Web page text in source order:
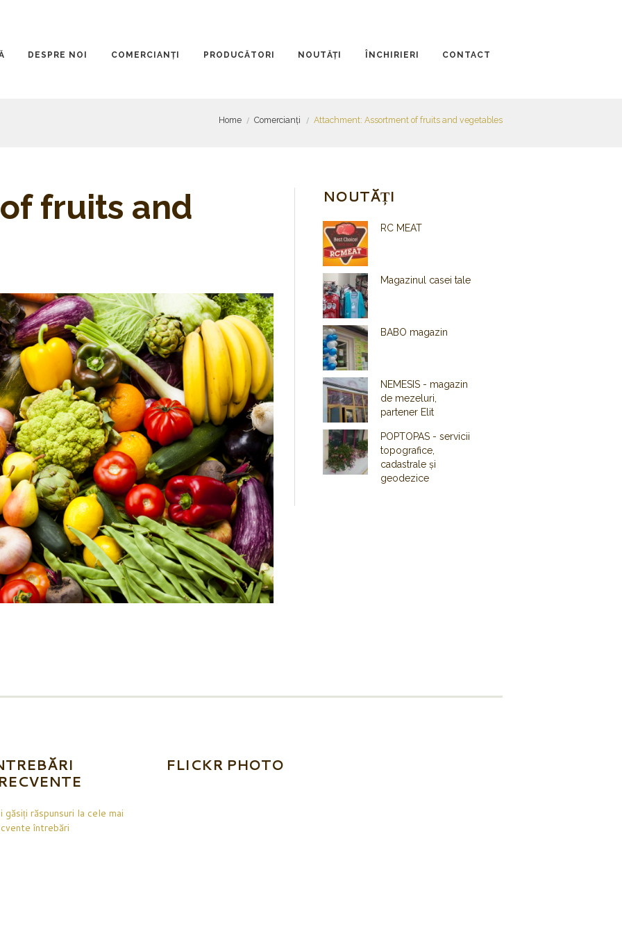
DESPRE NOI COMERCIANȚI PRODUCĂTORI NOUTĂȚI ÎNCHIRIERI CONTACT
Home Comercianți Attachment: Assortment of fruits and vegetables
fruits and
Next item
alimentatie-publica
NOUTĂȚI
RC MEAT
Magazinul casei tale
BABO magazin
NEMESIS - magazin
de mezeluri,
partener Elit
POPTOPAS - servicii
topografice,
cadastrale și
geodezice
găsiți răspunsuri la cele mai
întrebări
FLICKR PHOTO